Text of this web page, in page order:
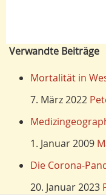
Verwandte Beiträge
Mortalität in
7. März 2022
1. Januar 2009
Die Corona-
20. Januar 2023